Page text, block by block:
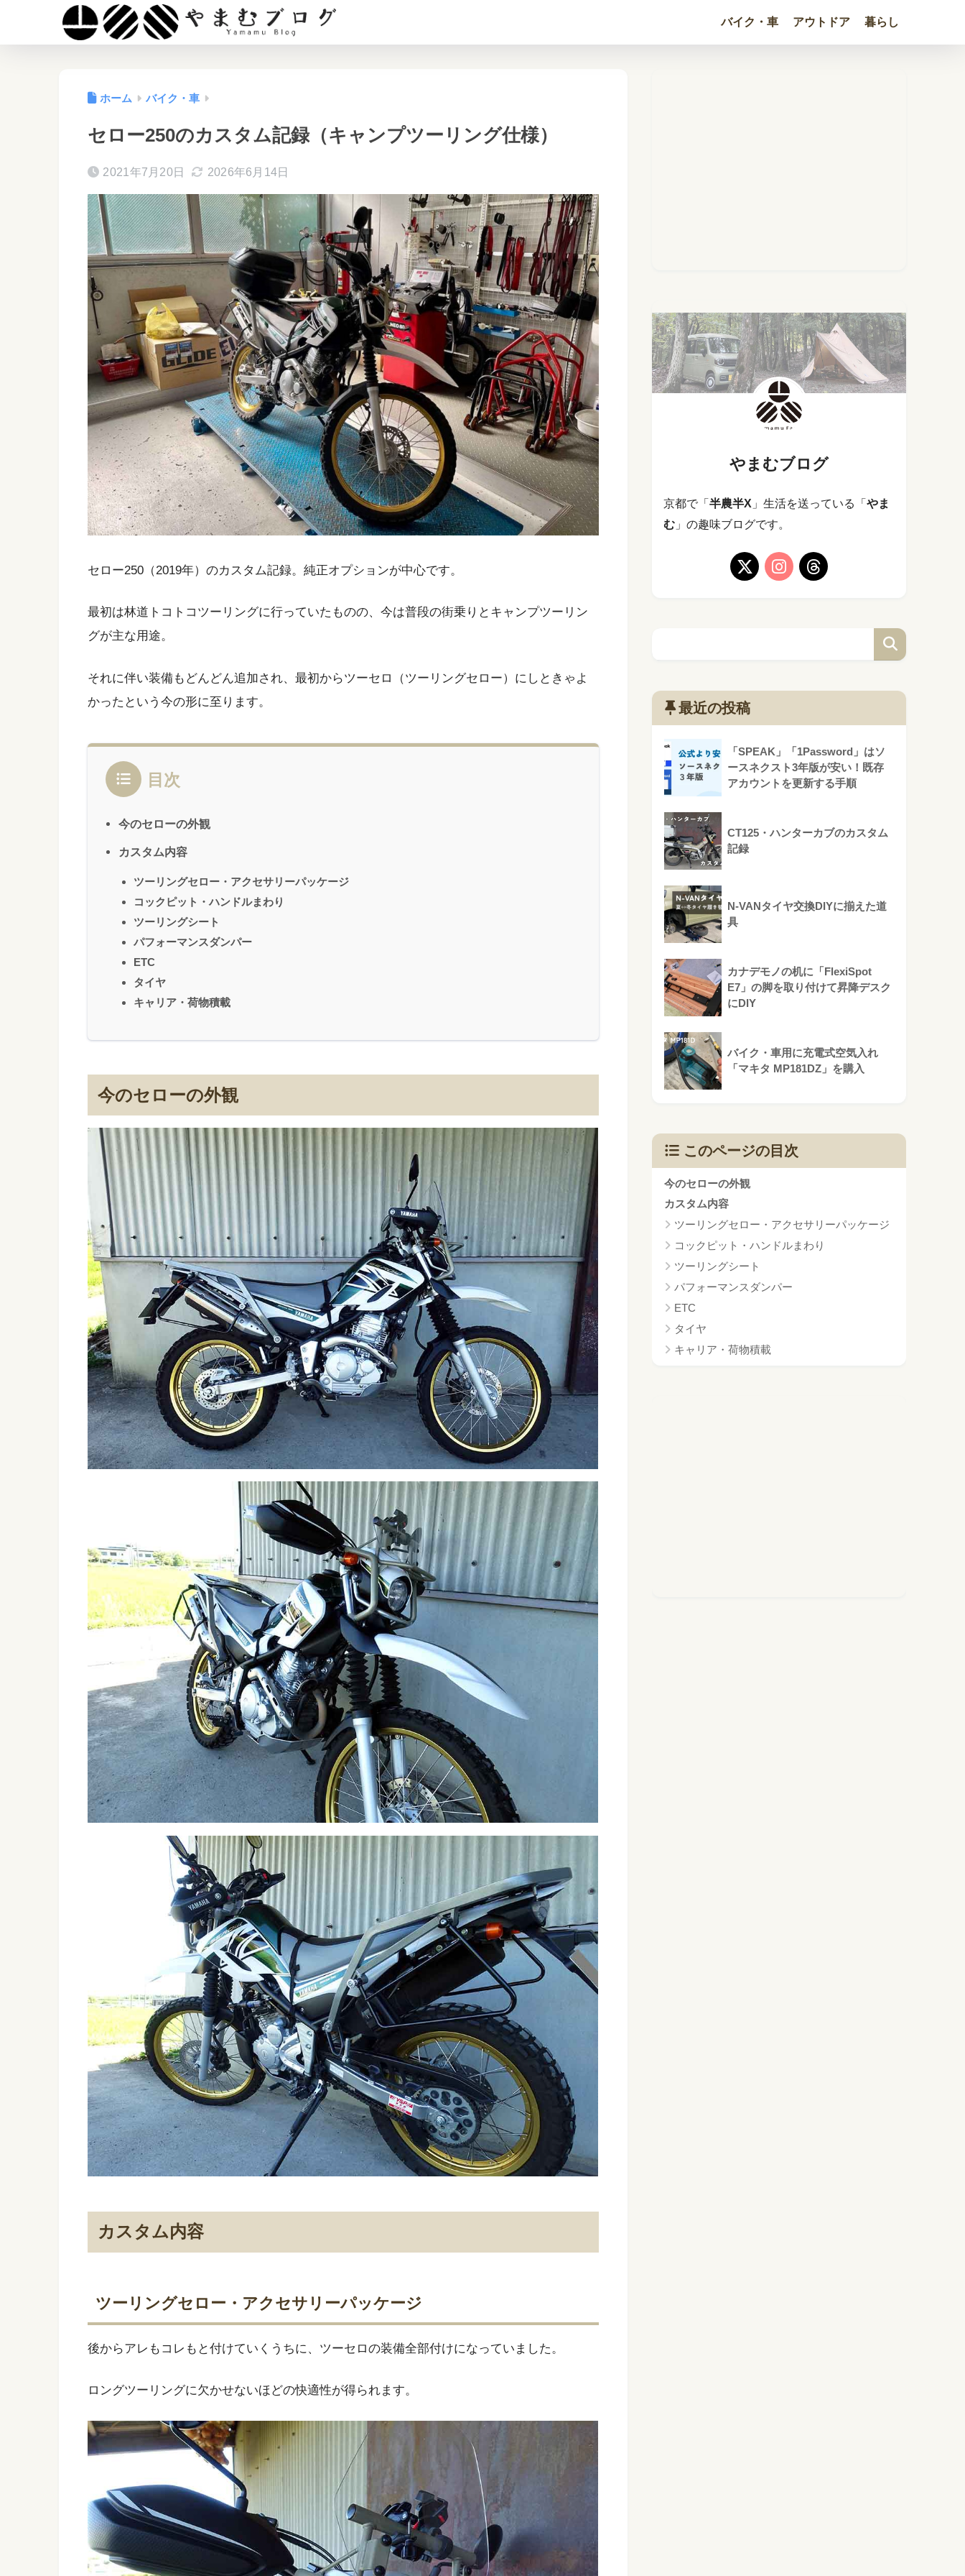
バイク・車 アウトドア 暮らし
ホーム バイク・車
セロー250のカスタム記録（キャンプツーリング仕様）
2021年7月20日 2026年6月14日
セロー250（2019年）のカスタム記録。純正オプションが中心です。
最初は林道トコトコツーリングに行っていたものの、今は普段の街乗りとキャンプツーリン
グが主な用途。
それに伴い装備もどんどん追加され、最初からツーセロ（ツーリングセロー）にしときゃよ
かったという今の形に至ります。
目次
今のセローの外観
カスタム内容
ツーリングセロー・アクセサリーパッケージ
コックピット・ハンドルまわり
ツーリングシート
パフォーマンスダンパー
ETC
タイヤ
キャリア・荷物積載
今のセローの外観
カスタム内容
ツーリングセロー・アクセサリーパッケージ
後からアレもコレもと付けていくうちに、ツーセロの装備全部付けになっていました。
ロングツーリングに欠かせないほどの快適性が得られます。
やまむブログ
京都で「 半農半X 」生活を送っている「 やま
む 」の趣味ブログです。
最近の投稿
「SPEAK」「1Password」はソ
ースネクスト3年版が安い！既存
アカウントを更新する手順
CT125・ハンターカブのカスタム
記録
N-VANタイヤ交換DIYに揃えた道
具
カナデモノの机に「FlexiSpot
E7」の脚を取り付けて昇降デスク
にDIY
バイク・車用に充電式空気入れ
「マキタ MP181DZ」を購入
このページの目次
今のセローの外観
カスタム内容
ツーリングセロー・アクセサリーパッケージ
コックピット・ハンドルまわり
ツーリングシート
パフォーマンスダンパー
ETC
タイヤ
キャリア・荷物積載